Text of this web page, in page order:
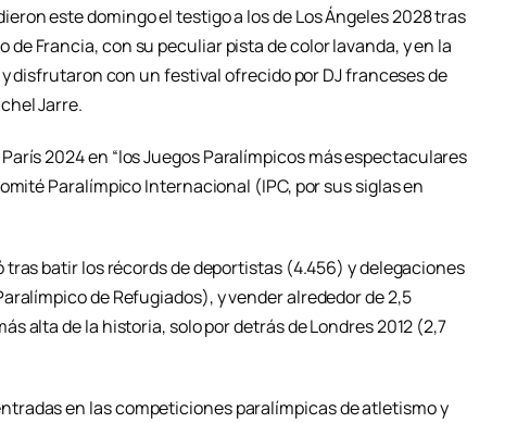
este domingo el testigo a los de Los Ángeles 2028 tras
Francia, con su peculiar pista de color lavanda, y en la
disfrutaron con un festival ofrecido por DJ franceses de
Jarre.
2024 en “los Juegos Paralímpicos más espectaculares
Paralímpico Internacional (IPC, por sus siglas en
batir los récords de deportistas (4.456) y delegaciones
de Refugiados), y vender alrededor de 2,5
alta de la historia, solo por detrás de Londres 2012 (2,7
en las competiciones paralímpicas de atletismo y